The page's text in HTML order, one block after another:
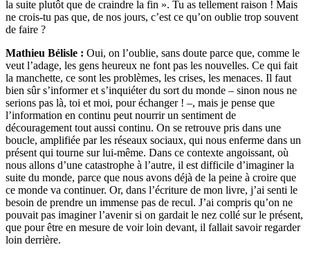
la suite plutôt que de craindre la fin ». Tu as tellement raison ! Mais
ne crois-tu pas que, de nos jours, c’est ce qu’on oublie trop souvent
de faire ?
Mathieu Bélisle : Oui, on l’oublie, sans doute parce que, comme le
veut l’adage, les gens heureux ne font pas les nouvelles. Ce qui fait
la manchette, ce sont les problèmes, les crises, les menaces. Il faut
bien sûr s’informer et s’inquiéter du sort du monde – sinon nous ne
serions pas là, toi et moi, pour échanger ! –, mais je pense que
l’information en continu peut nourrir un sentiment de
découragement tout aussi continu. On se retrouve pris dans une
boucle, amplifiée par les réseaux sociaux, qui nous enferme dans un
présent qui tourne sur lui-même. Dans ce contexte angoissant, où
nous allons d’une catastrophe à l’autre, il est difficile d’imaginer la
suite du monde, parce que nous avons déjà de la peine à croire que
ce monde va continuer. Or, dans l’écriture de mon livre, j’ai senti le
besoin de prendre un immense pas de recul. J’ai compris qu’on ne
pouvait pas imaginer l’avenir si on gardait le nez collé sur le présent,
que pour être en mesure de voir loin devant, il fallait savoir regarder
loin derrière.